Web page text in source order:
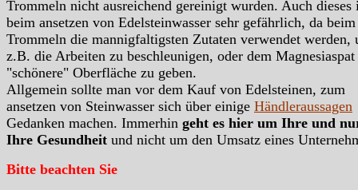
Trommeln nicht ausreichend gereinigt wurden. Auch dieses
beim ansetzen von Edelsteinwasser sehr gefährlich, da beim
Trommeln die mannigfaltigsten Zutaten verwendet werden,
z.B. die Arbeiten zu beschleunigen, oder dem Magnesiaspat
"schönere" Oberfläche zu geben.
Allgemein sollte man vor dem Kauf von Edelsteinen, zum
ansetzen von Steinwasser sich über einige Händleraussagen
Gedanken machen. Immerhin geht es hier um Ihre und
Ihre Gesundheit und nicht um den Umsatz eines
Bitte beachten Sie